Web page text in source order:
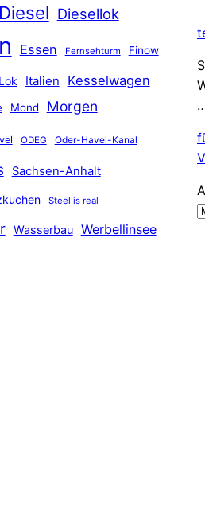
Diesel Diesellok
Essen Fernsehturm Finow
Italien Kesselwagen
Mond Morgen
ODEG Oder-Havel-Kanal
Sachsen-Anhalt
Steel is real
Wasserbau Werbellinsee